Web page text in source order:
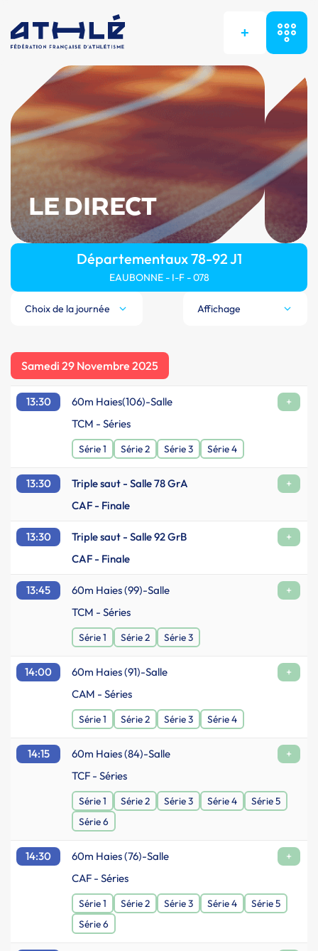
+
LE DIRECT
Départementaux 78-92 J1
EAUBONNE - I-F - 078
Choix de la journée Affichage
Samedi 29 Novembre 2025
13:30 60m Haies(106)-Salle
+
TCM - Séries
Série 1 Série 2 Série 3 Série 4
13:30 Triple saut - Salle 78 GrA
+
CAF - Finale
13:30 Triple saut - Salle 92 GrB
+
CAF - Finale
13:45 60m Haies (99)-Salle
+
TCM - Séries
Série 1 Série 2 Série 3
14:00 60m Haies (91)-Salle
+
CAM - Séries
Série 1 Série 2 Série 3 Série 4
14:15 60m Haies (84)-Salle
+
TCF - Séries
Série 1 Série 2 Série 3 Série 4
Série 5
Série 6
14:30 60m Haies (76)-Salle
+
CAF - Séries
Série 1 Série 2 Série 3 Série 4
Série 5
Série 6